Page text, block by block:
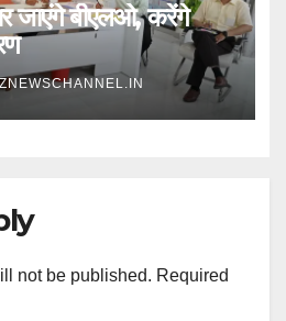
जाएंगे बीएलओ, करेंगे
not be published. Required